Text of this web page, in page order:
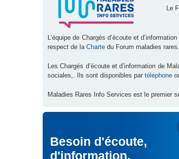
Le
L’équipe de Chargés d’écoute et
respect de la Charte du Forum maladies
Les Chargés d’écoute et d’information de
sociales,. Ils sont disponibles par téléphone
Maladies Rares Info Services est le premier
Besoin d'écoute,
d'information,